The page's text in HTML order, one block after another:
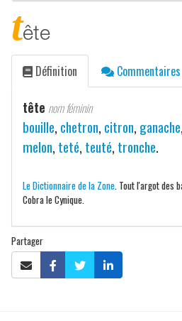
tête
Définition Commentaires
tête nom féminin
bouille, chetron, citron, ganache,
melon, teté, teuté, tronche.
Le Dictionnaire de la Zone . Tout l'argot
Cobra le Cynique.
Partager